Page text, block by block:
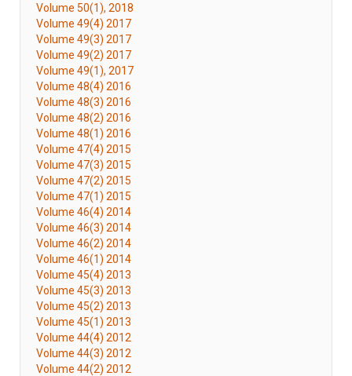
Volume 50(1), 2018
Volume 49(4) 2017
Volume 49(3) 2017
Volume 49(2) 2017
Volume 49(1), 2017
Volume 48(4) 2016
Volume 48(3) 2016
Volume 48(2) 2016
Volume 48(1) 2016
Volume 47(4) 2015
Volume 47(3) 2015
Volume 47(2) 2015
Volume 47(1) 2015
Volume 46(4) 2014
Volume 46(3) 2014
Volume 46(2) 2014
Volume 46(1) 2014
Volume 45(4) 2013
Volume 45(3) 2013
Volume 45(2) 2013
Volume 45(1) 2013
Volume 44(4) 2012
Volume 44(3) 2012
Volume 44(2) 2012